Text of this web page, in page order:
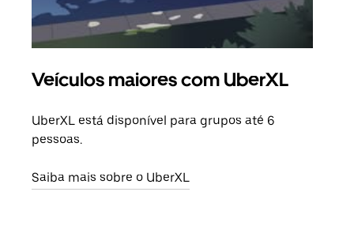
Veículos maiores com UberXL
UberXL está disponível para grupos até 6
pessoas.
Saiba mais sobre o UberXL